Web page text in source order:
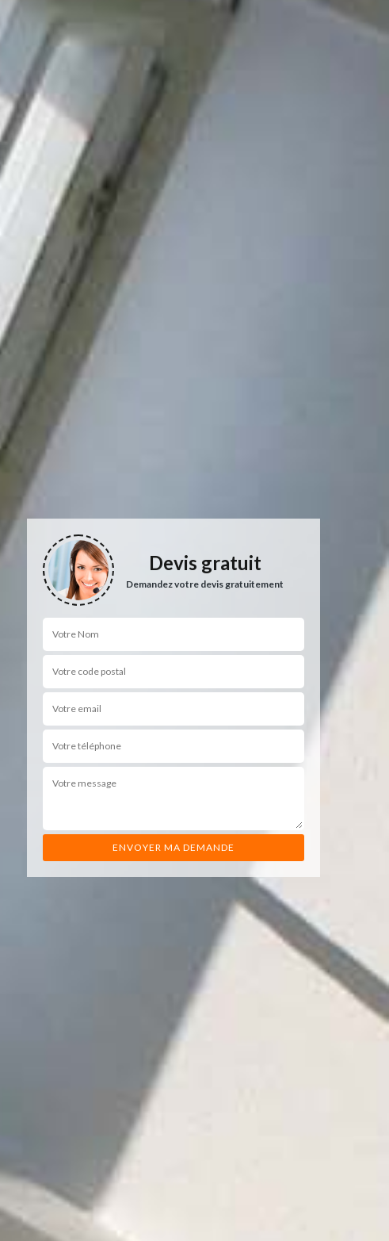
Devis gratuit
Demandez votre devis gratuitement